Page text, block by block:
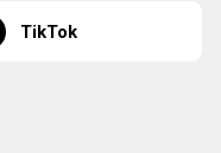
TikTok